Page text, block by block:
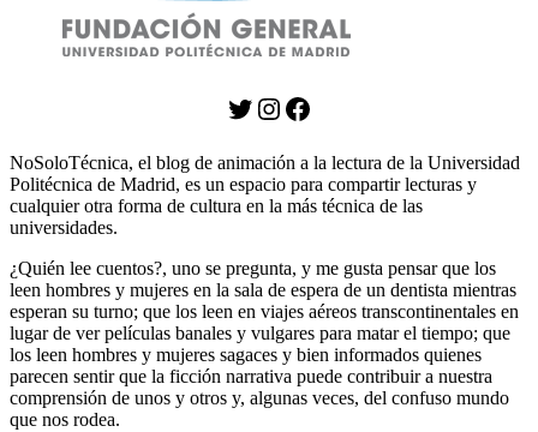
Twitter
Instagram
Facebook
NoSoloTécnica, el blog de animación a la lectura de la Universidad
Politécnica de Madrid, es un espacio para compartir lecturas y
cualquier otra forma de cultura en la más técnica de las
universidades.
¿Quién lee cuentos?, uno se pregunta, y me gusta pensar que los
leen hombres y mujeres en la sala de espera de un dentista mientras
esperan su turno; que los leen en viajes aéreos transcontinentales en
lugar de ver películas banales y vulgares para matar el tiempo; que
los leen hombres y mujeres sagaces y bien informados quienes
parecen sentir que la ficción narrativa puede contribuir a nuestra
comprensión de unos y otros y, algunas veces, del confuso mundo
que nos rodea.